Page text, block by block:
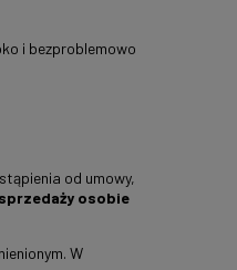
i bezproblemowo
od umowy,
osobie
W